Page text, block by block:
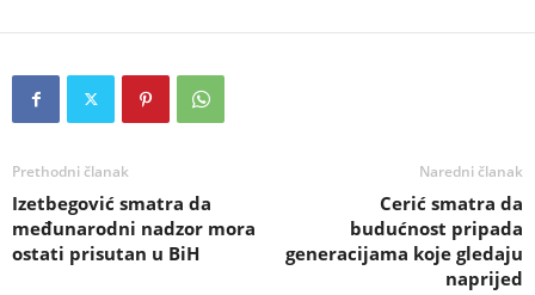
Prethodni članak
Izetbegović smatra da
međunarodni nadzor mora
ostati prisutan u BiH
Naredni članak
Cerić smatra da
budućnost pripada
generacijama koje gledaju
naprijed